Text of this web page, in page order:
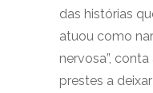
das histórias
atuou como
nervosa”,
prestes a